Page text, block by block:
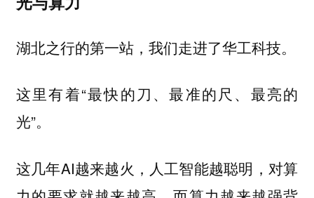
湖北之行的第一站，我们走进了华工科技。
这里有着“最快的刀、最准的尺、最亮的
光”。
这几年AI越来越火，人工智能越聪明，对算